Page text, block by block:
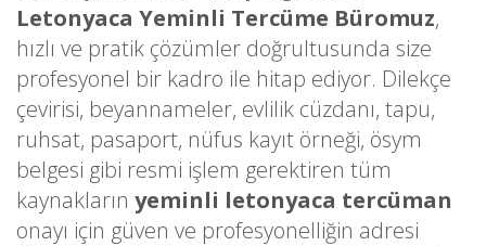
Letonyaca Yeminli Tercüme Büromuz,
hızlı ve pratik çözümler doğrultusunda size
profesyonel bir kadro ile hitap ediyor. Dilekçe
çevirisi, beyannameler, evlilik cüzdanı, tapu,
ruhsat, pasaport, nüfus kayıt örneği, ösym
belgesi gibi resmi işlem gerektiren tüm
kaynakların yeminli letonyaca tercüman
onayı için güven ve profesyonelliğin adresi